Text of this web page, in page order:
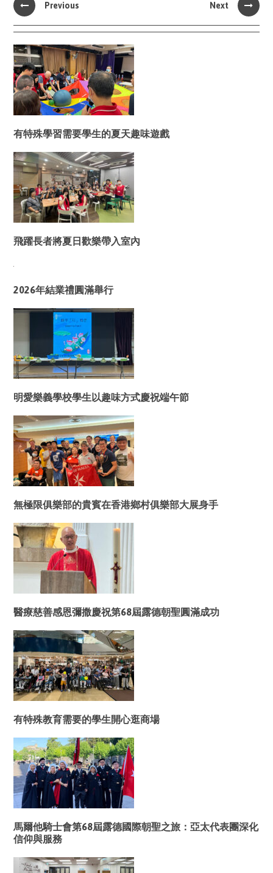
Previous Next
有特殊學習需要學生的夏天趣味遊戲
飛躍長者將夏日歡樂帶入室內
2026年結業禮圓滿舉行
明愛樂義學校學生以趣味方式慶祝端午節
無極限俱樂部的貴賓在香港鄉村俱樂部大展身手
醫療慈善感恩彌撒慶祝第68屆露德朝聖圓滿成功
有特殊教育需要的學生開心逛商場
馬爾他騎士會第68屆露德國際朝聖之旅：亞太代表團深化
信仰與服務